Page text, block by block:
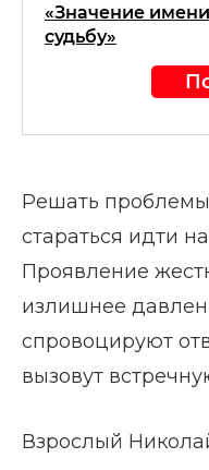
«Значение
судьбу»
Решать
стараться идти
Проявление
излишнее
спровоцируют
вызовут
Взрослый